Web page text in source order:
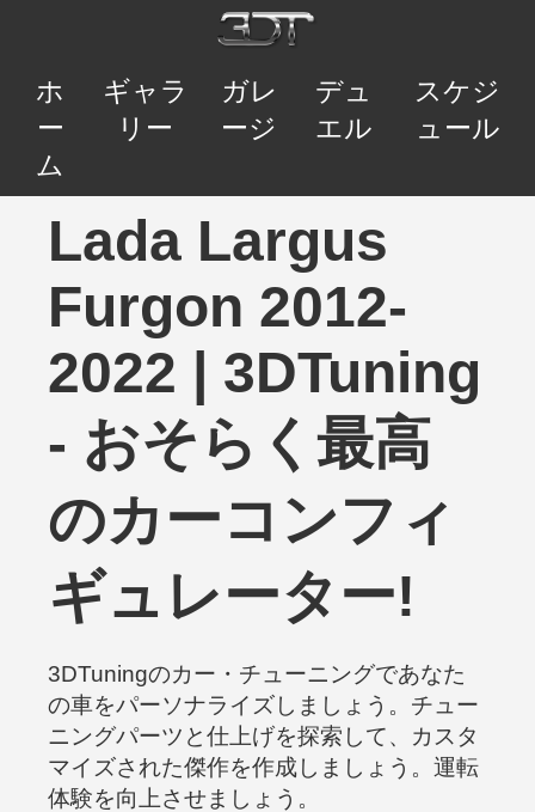
ホ
ー
ム
ギャラ
リー
ガレ
ージ
デュ
エル
スケジ
ュール
Lada Largus
Furgon 2012-
2022 | 3DTuning
- おそらく最高
のカーコンフィ
ギュレーター!
3DTuningのカー・チューニングであなた
の車をパーソナライズしましょう。チュー
ニングパーツと仕上げを探索して、カスタ
マイズされた傑作を作成しましょう。運転
体験を向上させましょう。